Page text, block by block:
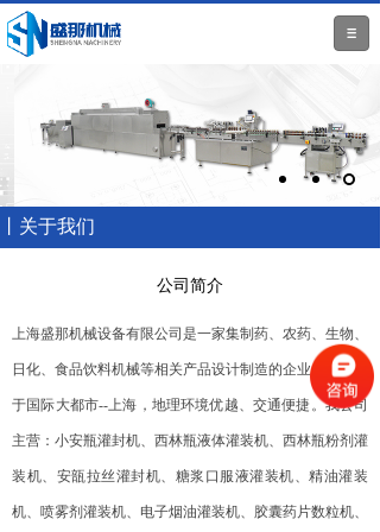
丨关于我们
公司简介
上海盛那机械设备有限公司 是一家集制药、农药、生物、
日化、食品饮料机械等相关产品设计制造的企业，公司位
于国际大都市--上海，地理环境优越、交通便捷。我公司
主营：小安瓶灌封机、西林瓶液体灌装机、西林瓶粉剂灌
装机、安瓿拉丝灌封机、糖浆口服液灌装机、精油灌装
机、喷雾剂灌装机、电子烟油灌装机、胶囊药片数粒机、